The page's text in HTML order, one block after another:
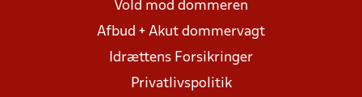
Vold mod dommeren
Afbud + Akut dommervagt
Idrættens Forsikringer
Privatlivspolitik